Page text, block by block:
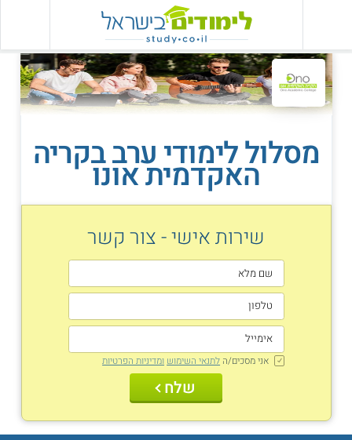
מסלול לימודי ערב בקריה
האקדמית אונו
שירות אישי - צור קשר
אני מסכים/ה לתנאי השימוש ומדיניות הפרטיות
שלח